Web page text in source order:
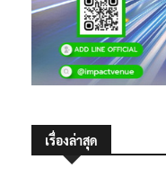
เรื่องล่าสุด